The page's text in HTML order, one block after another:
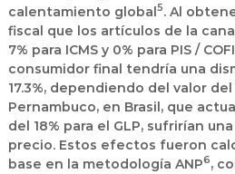
calentamiento global5. Al
fiscal que los artículos de la
7% para ICMS y 0% para PIS /
consumidor final tendría una
17.3%, dependiendo del valor del
Pernambuco, en Brasil, que
del 18% para el GLP, sufrirían
precio. Estos efectos fueron
base en la metodología ANP6,